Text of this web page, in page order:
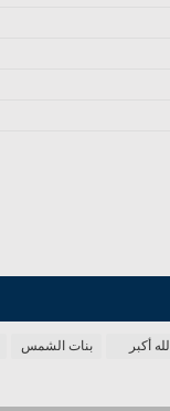
الله أكبر بنات الشمس